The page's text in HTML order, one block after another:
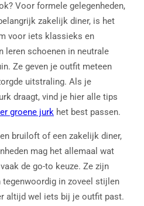
Voor formele gelegenheden,
zakelijk diner, is het
voor iets klassieks en
leren schoenen in neutrale
Ze geven je outfit meteen
uitstraling. Als je
draagt, vind je hier alle tips
groene jurk het best passen.
bruiloft of een zakelijk diner,
mag het allemaal wat
de go-to keuze. Ze zijn
in zoveel stijlen
altijd wel iets bij je outfit past.